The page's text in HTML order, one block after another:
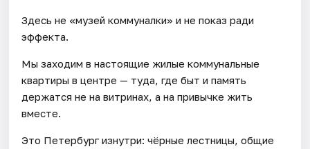
Здесь не «музей коммуналки» и не показ ради
эффекта.
Мы заходим в настоящие жилые коммунальные
квартиры в центре — туда, где быт и память
держатся не на витринах, а на привычке жить
вместе.
Это Петербург изнутри: чёрные лестницы, общие